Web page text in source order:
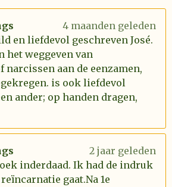
4 maanden geleden
en liefdevol geschreven José.
het weggeven van
narcissen aan de eenzamen,
is ook liefdevol
ander; op handen dragen,
2 jaar geleden
inderdaad. Ik had de indruk
gaat.Na 1e